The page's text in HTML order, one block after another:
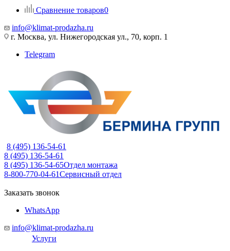
Сравнение товаров0
info@klimat-prodazha.ru
г. Москва, ул. Нижегородская ул., 70, корп. 1
Telegram
8 (495) 136-54-61
8 (495) 136-54-61
8 (495) 136-54-65Отдел монтажа
8-800-770-04-61Сервисный отдел
Заказать звонок
WhatsApp
info@klimat-prodazha.ru
Услуги